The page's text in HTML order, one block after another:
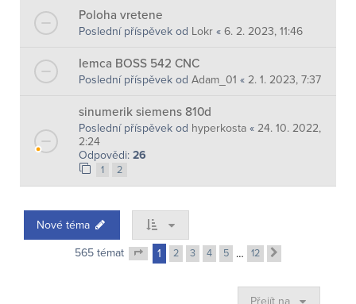
Poloha vretene
Poslední příspěvek od Lokr « 6. 2. 2023, 11:46
Iemca BOSS 542 CNC
Poslední příspěvek od Adam_01 « 2. 1. 2023, 7:37
sinumerik siemens 810d
Poslední příspěvek od hyperkosta « 24. 10. 2022,
2:24
Odpovědi: 26
1 2
Nové téma
565 témat Stránka z12
1 2 3 4 5 … 12
Přejít na